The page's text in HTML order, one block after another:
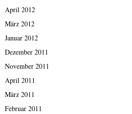
April 2012
März 2012
Januar 2012
Dezember 2011
November 2011
April 2011
März 2011
Februar 2011